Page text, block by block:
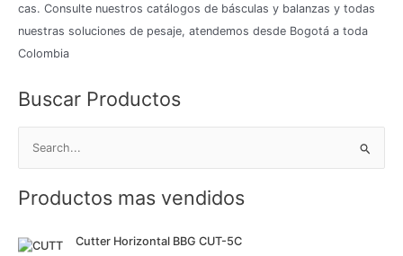
cas. Consulte nuestros catálogos de básculas y balanzas y todas
nuestras soluciones de pesaje, atendemos desde Bogotá a toda
Colombia
Buscar Productos
s
a
Productos mas vendidos
Cutter Horizontal BBG CUT-5C